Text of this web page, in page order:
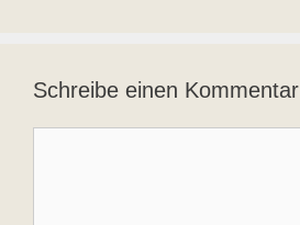
Schreibe einen Kommentar